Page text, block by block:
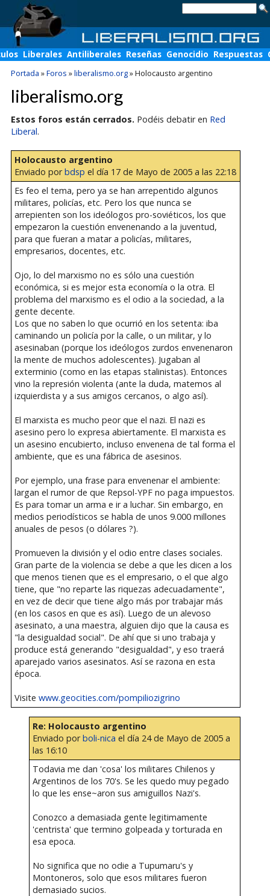
Liberales Antiliberales Reseñas Genocidio Respuestas
Portada »Foros »liberalismo.org»Holocausto argentino
liberalismo.org
Estos foros están cerrados. Podéis debatir en Red
Liberal.
Holocausto argentino
Enviado porbdsp el día 17 de Mayo de 2005 a las 22:18
Es feo el tema, pero ya se han arrepentido algunos
militares, policías, etc. Pero los que nunca se
arrepienten son los ideólogos pro-soviéticos, los que
empezaron la cuestión envenenando a la juventud,
para que fueran a matar a policías, militares,
empresarios, docentes, etc.
Ojo, lo del marxismo no es sólo una cuestión
económica, si es mejor esta economía o la otra. El
problema del marxismo es el odio a la sociedad, a la
gente decente.
Los que no saben lo que ocurrió en los setenta: iba
caminando un policía por la calle, o un militar, y lo
asesinaban (porque los ideólogos zurdos envenenaron
la mente de muchos adolescentes). Jugaban al
exterminio (como en las etapas stalinistas). Entonces
vino la represión violenta (ante la duda, matemos al
izquierdista y a sus amigos cercanos, o algo así).
El marxista es mucho peor que el nazi. El nazi es
asesino pero lo expresa abiertamente. El marxista es
un asesino encubierto, incluso envenena de tal forma el
ambiente, que es una fábrica de asesinos.
Por ejemplo, una frase para envenenar el ambiente:
largan el rumor de que Repsol-YPF no paga impuestos.
Es para tomar un arma e ir a luchar. Sin embargo, en
medios periodísticos se habla de unos 9.000 millones
anuales de pesos (o dólares ?).
Promueven la división y el odio entre clases sociales.
Gran parte de la violencia se debe a que les dicen a los
que menos tienen que es el empresario, o el que algo
tiene, que "no reparte las riquezas adecuadamente",
en vez de decir que tiene algo más por trabajar más
(en los casos en que es así). Luego de un alevoso
asesinato, a una maestra, alguien dijo que la causa es
"la desigualdad social". De ahí que si uno trabaja y
produce está generando "desigualdad", y eso traerá
aparejado varios asesinatos. Así se razona en esta
época.
Visite www.geocities.com/pompiliozigrino
Re: Holocausto argentino
Enviado porboli-nica el día 24 de Mayo de 2005 a
las 16:10
Todavia me dan 'cosa' los militares Chilenos y
Argentinos de los 70's. Se les quedo muy pegado
lo que les ense~aron sus amiguillos Nazi's.
Conozco a demasiada gente legitimamente
'centrista' que termino golpeada y torturada en
esa epoca.
No significa que no odie a Tupumaru's y
Montoneros, solo que esos militares fueron
demasiado sucios.